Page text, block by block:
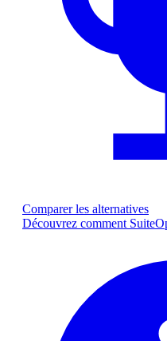
Comparer les alternatives
Découvrez comment